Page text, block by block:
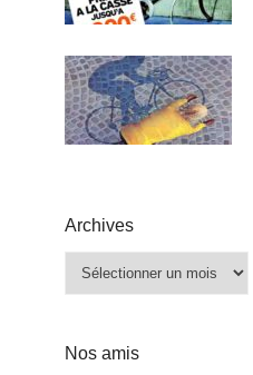
Archives
Nos amis